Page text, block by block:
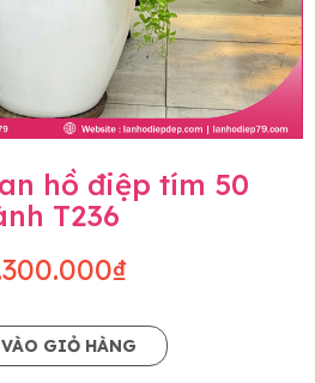
hồ điệp tím 50
T236
GIỎ HÀNG